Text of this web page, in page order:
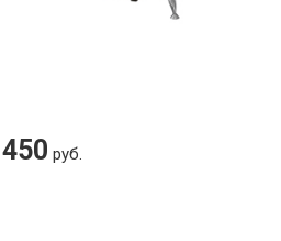
руб.